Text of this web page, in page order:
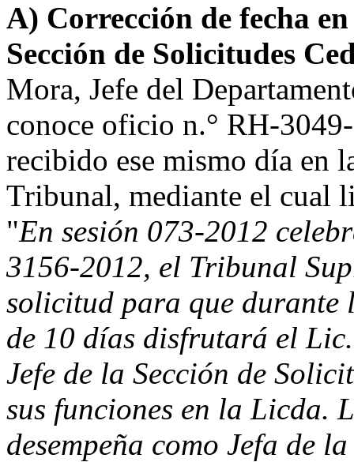
A) Corrección de fecha
Sección de Solicitudes
Mora, Jefe del
conoce oficio n.° RH-
recibido ese mismo día en
Tribunal, mediante el cual
"En sesión 073-2012
3156-2012, el Tribunal
solicitud para que durante
de 10 días disfrutará el
Jefe de la Sección de
sus funciones en la Licda.
desempeña como Jefa de